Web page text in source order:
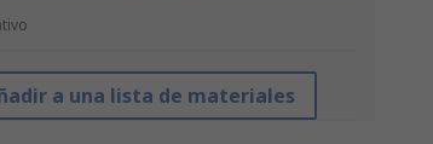
a una lista de materiales